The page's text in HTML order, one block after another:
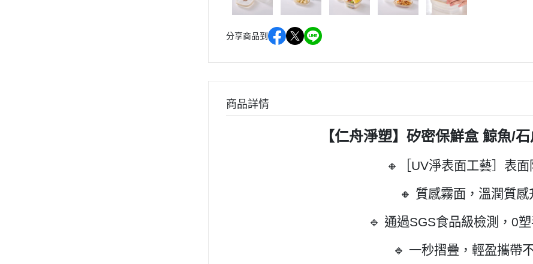
分享商品到
商品詳情
【仁舟淨塑】矽密保鮮盒 鯨魚/
🔸［UV淨表面工藝］表面
🔸 質感霧面，溫潤質感
🔹 通過SGS食品級檢測，0
🔹 一秒摺疊，輕盈攜帶